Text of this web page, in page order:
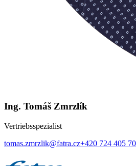
Ing. Tomáš Zmrzlík
Vertriebsspezialist
tomas.zmrzlik@fatra.cz+420 724 405